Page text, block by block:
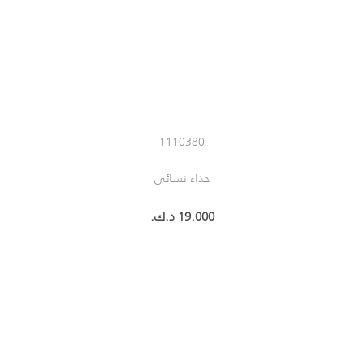
1110380
حذاء نسائي
19.000 د.ك.‏